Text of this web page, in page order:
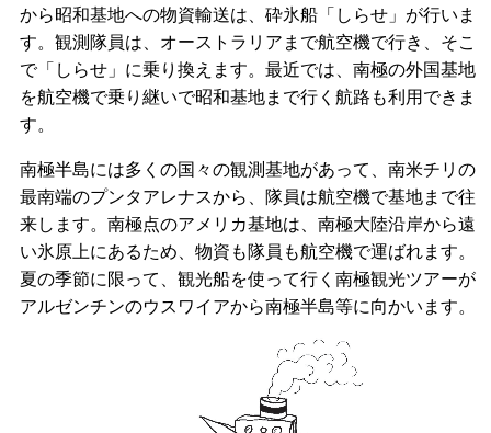
から昭和基地への物資輸送は、砕氷船「しらせ」が行いま
す。観測隊員は、オーストラリアまで航空機で行き、そこ
で「しらせ」に乗り換えます。最近では、南極の外国基地
を航空機で乗り継いで昭和基地まで行く航路も利用できま
す。
南極半島には多くの国々の観測基地があって、南米チリの
最南端のプンタアレナスから、隊員は航空機で基地まで往
来します。南極点のアメリカ基地は、南極大陸沿岸から遠
い氷原上にあるため、物資も隊員も航空機で運ばれます。
夏の季節に限って、観光船を使って行く南極観光ツアーが
アルゼンチンのウスワイアから南極半島等に向かいます。